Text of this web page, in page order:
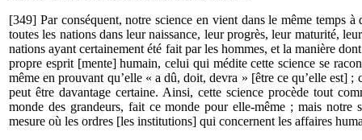
[349] Par conséquent, notre science en vient dans le même temps
toutes les nations dans leur naissance, leur progrès, leur maturité,
nations ayant certainement été fait par les hommes, et la manière
propre esprit [mente] humain, celui qui médite cette science se
même en prouvant qu’elle « a dû, doit, devra » [être ce qu’elle est]
peut être davantage certaine. Ainsi, cette science procède tout
monde des grandeurs, fait ce monde pour elle-même ; mais
mesure où les ordres [les institutions] qui concernent les affaires